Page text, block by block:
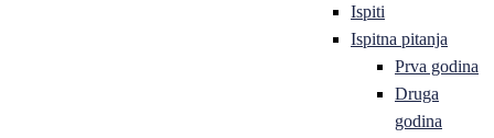
Ispiti
Ispitna pitanja
Prva godina
Druga
godina